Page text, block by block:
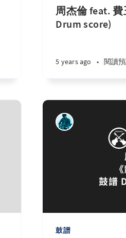
周杰倫 feat.
Drum score)
5 years ago • 閱讀
鼓譜